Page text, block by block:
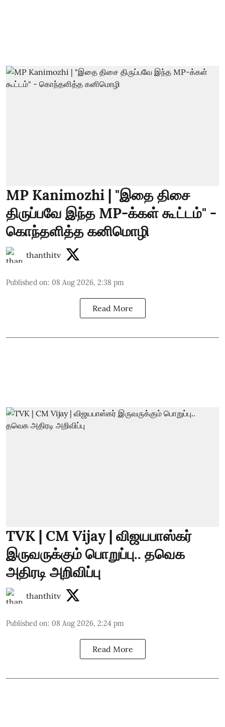
MP Kanimozhi | "இதை திசை
திருப்பவே இந்த MP-க்கள் கூட்டம்" -
கொந்தளித்த கனிமொழி
thanthitv
Published on: 08 Aug 2026, 2:38 pm
Read More
TVK | CM Vijay | விஜயபாஸ்கர்
இருவருக்கும் பொறுப்பு.. தவெக
அதிரடி அறிவிப்பு
thanthitv
Published on: 08 Aug 2026, 2:24 pm
Read More